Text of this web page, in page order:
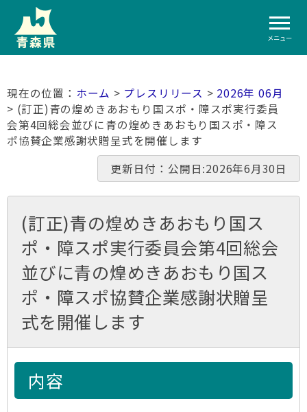
メニュー
ホーム > プレスリリース > 2026年 06月
> (訂正)青の煌めきあおもり国スポ・障スポ実行委員
会第4回総会並びに青の煌めきあおもり国スポ・障ス
ポ協賛企業感謝状贈呈式を開催します
更新日付：公開日:2026年6月30日
(訂正)青の煌めきあおもり国ス
ポ・障スポ実行委員会第4回総会
並びに青の煌めきあおもり国ス
ポ・障スポ協賛企業感謝状贈呈
式を開催します
内容